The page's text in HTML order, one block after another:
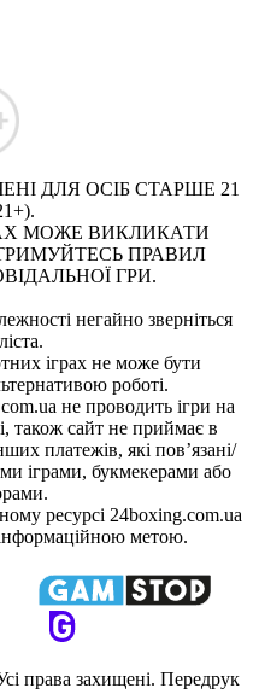
ДЛЯ ОСІБ СТАРШЕ 21
МОЖЕ ВИКЛИКАТИ
ПРАВИЛ
ГРИ.
негайно зверніться
іграх не може бути
роботі.
не проводить ігри на
також сайт не приймає в
платежів, які пов’язані/
іграми, букмекерами або
ресурсі 24boxing.com.ua
метою.
права захищенi. Передрук